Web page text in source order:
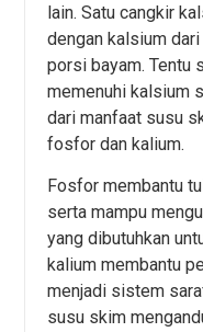
lain. Satu cangkir
dengan kalsium
porsi bayam. Tentu
memenuhi kalsium
dari manfaat susu
fosfor dan kalium.
Fosfor membantu
serta mampu
yang dibutuhkan
kalium membantu
menjadi sistem
susu skim